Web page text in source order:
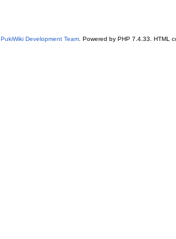
PukiWiki Development Team. Powered by PHP 7.4.33. HTML